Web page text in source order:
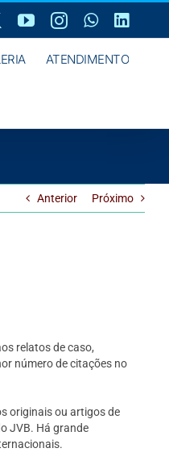
YouTubeInstagram
ATENDIMENTO
Anterior Próximo
relatos de caso,
número de citações no
originais ou artigos de
JVB. Há grande